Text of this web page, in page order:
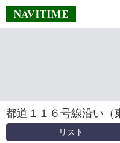
都道１１６号線沿い（
リスト